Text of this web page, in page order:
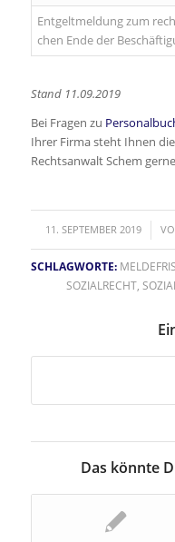
Ent­gelt­mel­dung zum
chen En­de der
Stand 11.09.2019
Bei Fragen zu
Ihrer Firma steht Ihnen
Rechtsanwalt Schem
11. SEPTEMBER 2019
/
SCHLAGWORTE:
SOZIALRECHT,
Das könnte